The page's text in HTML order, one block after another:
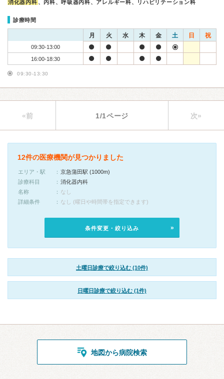
消化器内科 、内科、呼吸器内科、アレルギー科、リハビリテーション科
診療時間
月 火 水 木 金 土 日 祝
09:30-13:00
16:00-18:30
09:30-13:30
«前 1/1ページ 次»
12件の医療機関が見つかりました
エリア・駅
京急蒲田駅 (1000m)
診療科目
消化器内科
名称
なし
詳細条件
なし (曜日や時間帯を指定できます)
条件変更・絞り込み
土曜日診療で絞り込む (10件)
日曜日診療で絞り込む (1件)
地図から病院検索